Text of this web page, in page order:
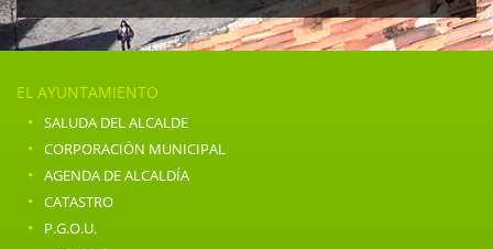
EL AYUNTAMIENTO
· SALUDA DEL ALCALDE
· CORPORACIÓN MUNICIPAL
· AGENDA DE ALCALDÍA
· CATASTRO
· P.G.O.U.